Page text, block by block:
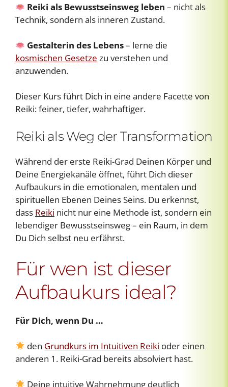
Reiki als Bewusstseinsweg leben – nicht als
Technik, sondern als inneren Zustand.
Gestalterin des Lebens– lerne die
kosmischen Gesetze zu verstehen und
anzuwenden.
Dieser Kurs führt Dich in eine andere Facette von
Reiki: feiner, tiefer, wahrhaftiger.
Reiki als Weg der Transformation
Während der erste Reiki-Grad Deinen Körper und
Deine Energiekanäle öffnet, führt Dich dieser
Aufbaukurs in die emotionalen, mentalen und
spirituellen Ebenen Deines Seins. Du erkennst,
dass Reiki nicht nur eine Methode ist, sondern ein
lebendiger Bewusstseinsweg – ein Raum, in dem
Du Dich selbst neu erfährst.
Für wen ist dieser
Aufbaukurs ideal?
Für Dich, wenn Du …
den Grundkurs im Intuitiven Reiki oder einen
anderen 1. Reiki-Grad bereits absolviert hast.
Deine intuitive Wahrnehmung deutlich